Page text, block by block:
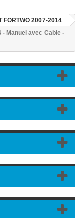
FORTWO 2007-2014
- Manuel avec Cable -